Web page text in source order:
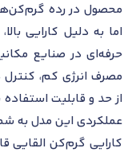
محصول در رده
اما به دلیل کارایی
حرفه‌ای در صنایع
مصرف انرژی کم،
از حد و قابلیت استفاده
عملکردی این مدل به